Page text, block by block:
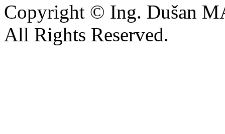
Copyright © Ing. Dušan
All Rights Reserved.